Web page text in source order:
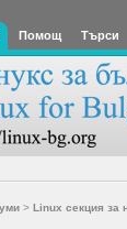
Помощ Търси
> Linux секция за